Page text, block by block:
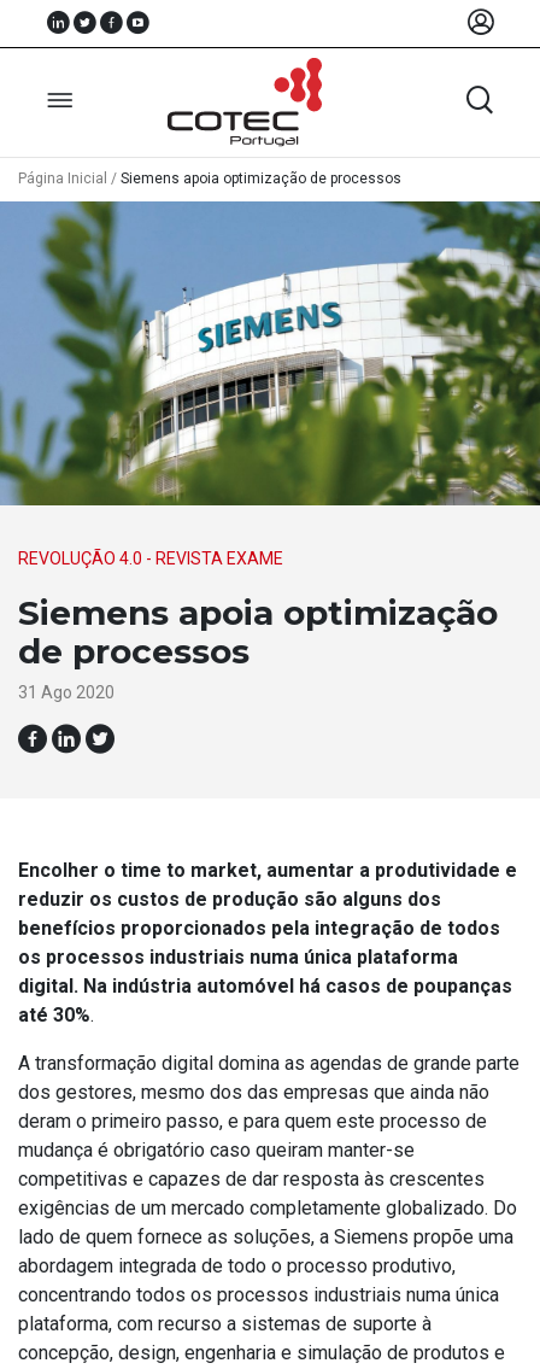
Sobre
Nós
Associados
Recursos
Notícias
Eventos
Página Inicial / Siemens apoia optimização de processos
REVOLUÇÃO 4.0 - REVISTA EXAME
Siemens apoia optimização
de processos
31 Ago 2020
Encolher o time to market, aumentar a produtividade e
reduzir os custos de produção são alguns dos
benefícios proporcionados pela integração de todos
os processos industriais numa única plataforma
digital. Na indústria automóvel há casos de poupanças
até 30%.
A transformação digital domina as agendas de grande parte
dos gestores, mesmo dos das empresas que ainda não
deram o primeiro passo, e para quem este processo de
mudança é obrigatório caso queiram manter-se
competitivas e capazes de dar resposta às crescentes
exigências de um mercado completamente globalizado. Do
lado de quem fornece as soluções, a Siemens propõe uma
abordagem integrada de todo o processo produtivo,
concentrando todos os processos industriais numa única
plataforma, com recurso a sistemas de suporte à
concepção, design, engenharia e simulação de produtos e